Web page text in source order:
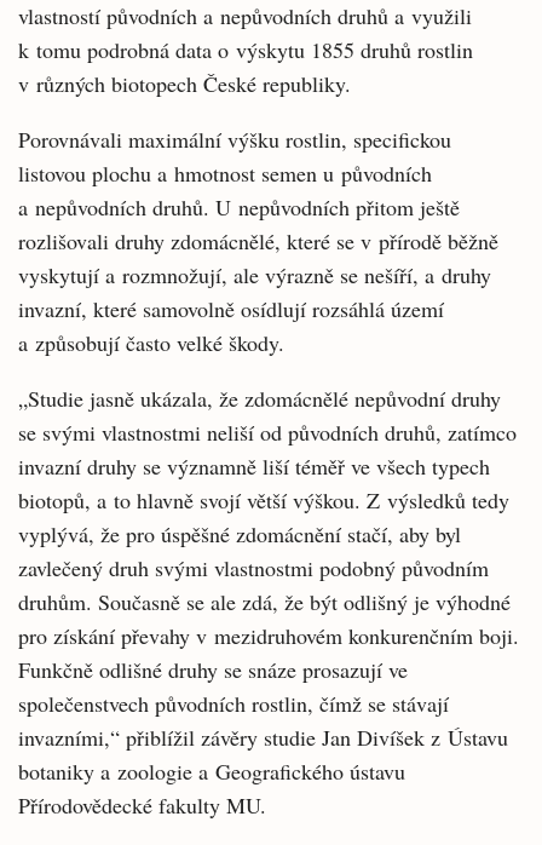
vlastností původních a nepůvodních druhů a využili
k tomu podrobná data o výskytu 1855 druhů rostlin
v různých biotopech České republiky.
Porovnávali maximální výšku rostlin, specifickou
listovou plochu a hmotnost semen u původních
a nepůvodních druhů. U nepůvodních přitom ještě
rozlišovali druhy zdomácnělé, které se v přírodě běžně
vyskytují a rozmnožují, ale výrazně se nešíří, a druhy
invazní, které samovolně osídlují rozsáhlá území
a způsobují často velké škody.
„Studie jasně ukázala, že zdomácnělé nepůvodní druhy
se svými vlastnostmi neliší od původních druhů, zatímco
invazní druhy se významně liší téměř ve všech typech
biotopů, a to hlavně svojí větší výškou. Z výsledků tedy
vyplývá, že pro úspěšné zdomácnění stačí, aby byl
zavlečený druh svými vlastnostmi podobný původním
druhům. Současně se ale zdá, že být odlišný je výhodné
pro získání převahy v mezidruhovém konkurenčním boji.
Funkčně odlišné druhy se snáze prosazují ve
společenstvech původních rostlin, čímž se stávají
invazními,“ přiblížil závěry studie Jan Divíšek z Ústavu
botaniky a zoologie a Geografického ústavu
Přírodovědecké fakulty MU.